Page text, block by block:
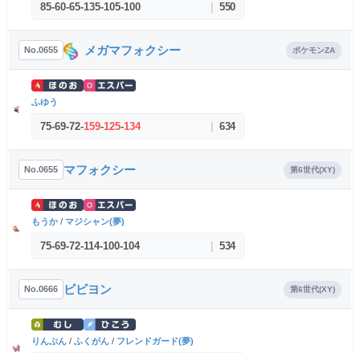
85-60-65-135-105-100 550
No.0655 メガマフォクシー ポケモンZA
ふゆう
75-69-72-159-125-134 634
No.0655 マフォクシー 第6世代(XY)
もうか/ マジシャン(夢)
75-69-72-114-100-104 534
No.0666 ビビヨン 第6世代(XY)
りんぷん / ふくがん / フレンドガード(夢)